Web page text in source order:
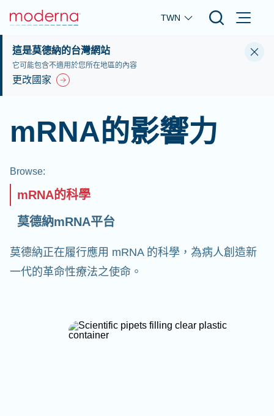
Skip to main content
TWN
這是莫德納的台灣網站
它可能包含不適用於您所在地區的內容
更改國家
mRNA的影響力
Browse:
mRNA的科學
莫德納mRNA平台
莫德納正在履行應用 mRNA 的科學，為病人創造新
一代的革命性療法之使命。